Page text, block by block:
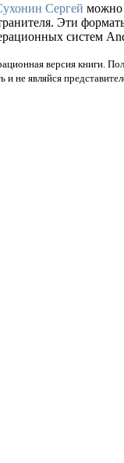
Сергей можно
Эти
систем
версия книги.
не являйся